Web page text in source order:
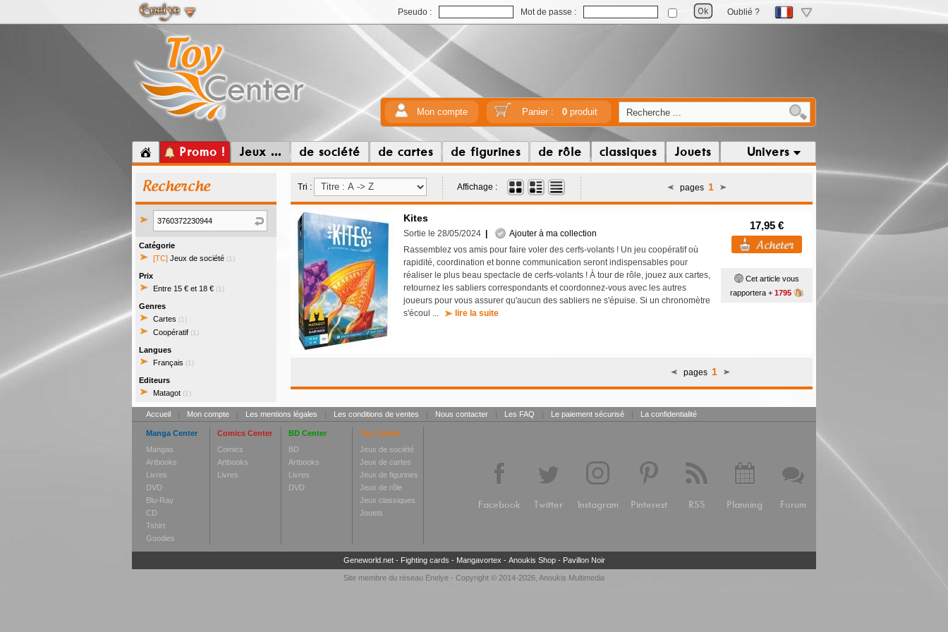
Pseudo : Mot de passe : Oublié ?
Mon compte Panier : 0produit
Promo ! Jeux ... de société de cartes de figurines de rôle classiques Jouets Univers
Recherche
Catégorie
[TC] Jeux de société (1)
Prix
Entre 15 € et 18 € (1)
Genres
Cartes (1)
Coopératif (1)
Langues
Français (1)
Editeurs
Matagot (1)
Tri : Affichage : pages 1
Kites
Sortie le 28/05/2024
Ajouter à ma collection
Rassemblez vos amis pour faire voler des cerfs-volants ! Un jeu coopératif où
rapidité, coordination et bonne communication seront indispensables pour
réaliser le plus beau spectacle de cerfs-volants ! À tour de rôle, jouez aux cartes,
retournez les sabliers correspondants et coordonnez-vous avec les autres
joueurs pour vous assurer qu'aucun des sabliers ne s'épuise. Si un chronomètre
s'écoul ...
lire la suite
17,95 €
Cet article vous
rapportera + 1795
pages 1
Accueil | Mon compte | Les mentions légales | Les conditions de ventes | Nous contacter | Les FAQ | Le paiement sécurisé | La confidentialité
Manga Center
Mangas
Artbooks
Livres
DVD
Blu-Ray
CD
Tshirt
Goodies
Comics Center
Comics
Artbooks
Livres
BD Center
BD
Artbooks
Livres
DVD
Toy Center
Jeux de société
Jeux de cartes
Jeux de figurines
Jeux de rôle
Jeux classiques
Jouets
Facebook Twitter Instagram Pinterest RSS Planning Forum
Geneworld.net- Fighting cards - Mangavortex - Anoukis Shop- Pavillon Noir
Site membre du réseau Enelye - Copyright © 2014-2026, Anoukis Multimedia